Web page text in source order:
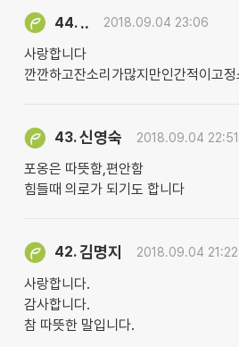
44. .. 2018.09.04 23:06
사랑합니다
깐깐하고잔소리가많지만인간적이고
43.신영숙 2018.09.04 22:51
포옹은 따뜻함,편안함
힘들때 의로가 되기도 합니다
42.김명지 2018.09.04 21:22
사랑합니다.
감사합니다.
참 따뜻한 말입니다.